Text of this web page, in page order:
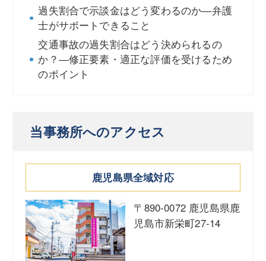
過失割合で示談金はどう変わるのか―弁護
士がサポートできること
交通事故の過失割合はどう決められるの
か？―修正要素・適正な評価を受けるため
のポイント
当事務所へのアクセス
鹿児島県全域対応
〒890-0072 鹿児島県鹿
児島市新栄町27-14